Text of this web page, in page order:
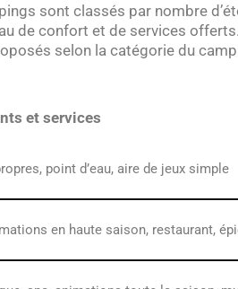
sont classés par nombre
de confort et de services
selon la catégorie du
et services
point d’eau, aire de jeux simple
en haute saison, restaurant,